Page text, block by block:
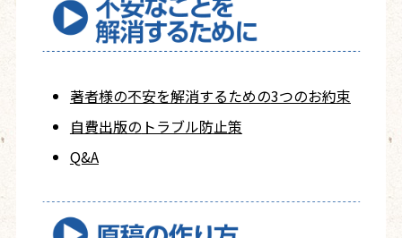
著者様の不安を解消するための3つのお約束
自費出版の トラブル防止策
Q&A